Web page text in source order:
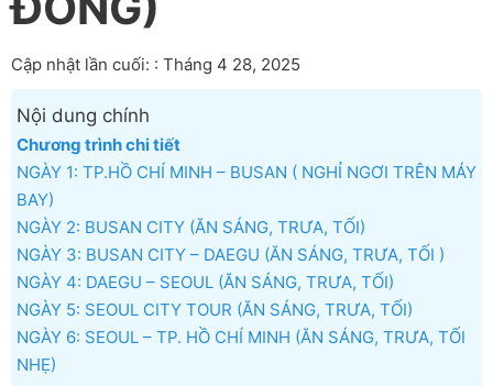
Cập nhật lần cuối: : Tháng 4 28, 2025
Nội dung chính
Chương trình chi tiết
NGÀY 1: TP.HỒ CHÍ MINH – BUSAN ( NGHỈ NGƠI TRÊN MÁY
BAY)
NGÀY 2: BUSAN CITY (ĂN SÁNG, TRƯA, TỐI)
NGÀY 3: BUSAN CITY – DAEGU (ĂN SÁNG, TRƯA, TỐI )
NGÀY 4: DAEGU – SEOUL (ĂN SÁNG, TRƯA, TỐI)
NGÀY 5: SEOUL CITY TOUR (ĂN SÁNG, TRƯA, TỐI)
NGÀY 6: SEOUL – TP. HỒ CHÍ MINH (ĂN SÁNG, TRƯA, TỐI
NHẸ)